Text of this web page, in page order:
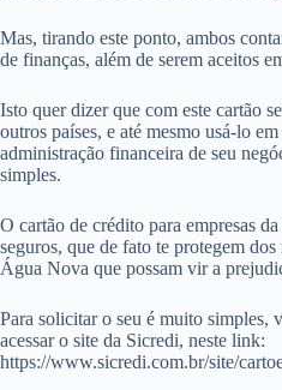
Mas, tirando este ponto, ambos
de finanças, além de serem aceitos
Isto quer dizer que com este cartão
outros países, e até mesmo usá-lo
administração financeira de seu
simples.
O cartão de crédito para empresas
seguros, que de fato te protegem
Água Nova que possam vir a
Para solicitar o seu é muito simples,
acessar o site da Sicredi, neste link:
https://www.sicredi.com.br/site/